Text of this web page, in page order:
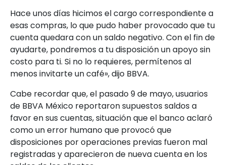
Hace unos días hicimos el cargo correspondiente a
esas compras, lo que pudo haber provocado que tu
cuenta quedara con un saldo negativo. Con el fin de
ayudarte, pondremos a tu disposición un apoyo sin
costo para ti. Si no lo requieres, permítenos al
menos invitarte un café», dijo BBVA.
Cabe recordar que, el pasado 9 de mayo, usuarios
de BBVA México reportaron supuestos saldos a
favor en sus cuentas, situación que el banco aclaró
como un error humano que provocó que
disposiciones por operaciones previas fueron mal
registradas y aparecieron de nueva cuenta en los